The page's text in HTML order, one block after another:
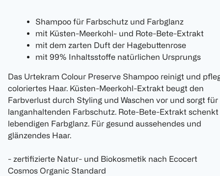
Shampoo für Farbschutz und Farbglanz
mit Küsten-Meerkohl- und Rote-Bete-Extrakt
mit dem zarten Duft der Hagebuttenrose
mit 99% Inhaltsstoffe natürlichen Ursprungs
Das Urtekram Colour Preserve Shampoo reinigt und
coloriertes Haar. Küsten-Meerkohl-Extrakt beugt den
Farbverlust durch Styling und Waschen vor und sorgt für
langanhaltenden Farbschutz. Rote-Bete-Extrakt schenkt
lebendigen Farbglanz. Für gesund aussehendes und
glänzendes Haar.
- zertifizierte Natur- und Biokosmetik nach Ecocert
Cosmos Organic Standard